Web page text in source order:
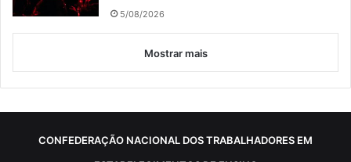
5/08/2026
Mostrar mais
CONFEDERAÇÃO NACIONAL DOS TRABALHADORES EM